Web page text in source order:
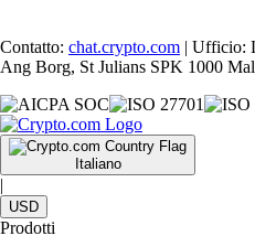
Contatto: chat.crypto.com | Ufficio:
Ang Borg, St Julians SPK 1000
Italiano
|
USD
Prodotti